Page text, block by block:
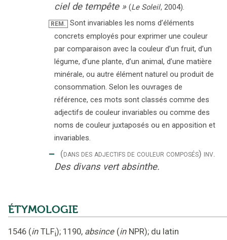
ciel de tempête » (Le Soleil, 2004).
REM.
Sont invariables les noms d’éléments
concrets employés pour exprimer une couleur
par comparaison avec la couleur d’un fruit, d’un
légume, d’une plante, d’un animal, d’une matière
minérale, ou autre élément naturel ou produit de
consommation. Selon les ouvrages de
référence, ces mots sont classés comme des
adjectifs de couleur invariables ou comme des
noms de couleur juxtaposés ou en apposition et
invariables.
‒ (dans des adjectifs de couleur composés) inv.
Des divans vert absinthe.
ÉTYMOLOGIE
1546 (in TLFi); 1190, absince (in NPR); du latin